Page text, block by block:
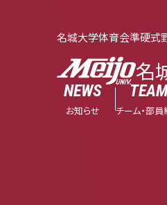
名城大学体育会準硬式
名
NEWS
お知らせ チーム・部